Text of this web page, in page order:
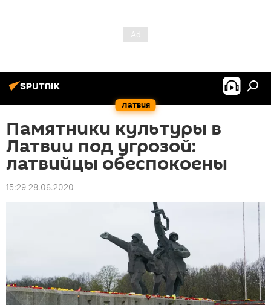
Латвия
Памятники культуры в
Латвии под угрозой:
латвийцы обеспокоены
15:29 28.06.2020